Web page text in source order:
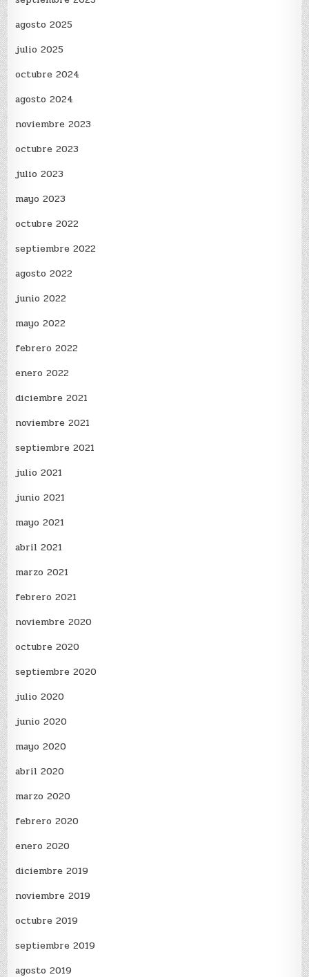
agosto 2025
julio 2025
octubre 2024
agosto 2024
noviembre 2023
octubre 2023
julio 2023
mayo 2023
octubre 2022
septiembre 2022
agosto 2022
junio 2022
mayo 2022
febrero 2022
enero 2022
diciembre 2021
noviembre 2021
septiembre 2021
julio 2021
junio 2021
mayo 2021
abril 2021
marzo 2021
febrero 2021
noviembre 2020
octubre 2020
septiembre 2020
julio 2020
junio 2020
mayo 2020
abril 2020
marzo 2020
febrero 2020
enero 2020
diciembre 2019
noviembre 2019
octubre 2019
septiembre 2019
agosto 2019